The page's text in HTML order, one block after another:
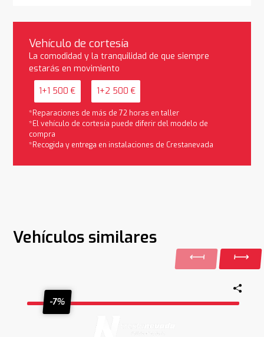
Vehículo de cortesía
La comodidad y la tranquilidad de que siempre
estarás en movimiento
1+1 500 € 1+2 500 €
*Reparaciones de más de 72 horas en taller
*El vehículo de cortesía puede diferir del modelo de
compra
*Recogida y entrega en instalaciones de Crestanevada
Vehículos similares
-7%